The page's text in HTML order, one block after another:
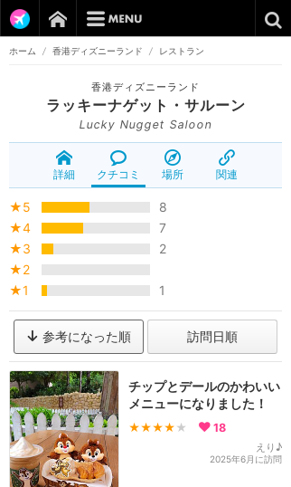
ホーム / 香港ディズニーランド / レストラン
香港ディズニーランド
ラッキーナゲット・サルーン
Lucky Nugget Saloon
詳細 クチコミ 場所 関連
★5
8
★4
7
★3
2
★2
★1
1
参考になった順 訪問日順
チップとデールのかわいい
メニューになりました！
★★★★ ★ 18
えり♪
2025年6月に訪問